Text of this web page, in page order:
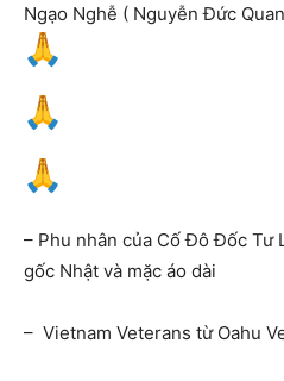
Ngạo Nghễ ( Nguyễn Đức
– Phu nhân của Cố Đô Đốc Tư
gốc Nhật và mặc áo dài
– Vietnam Veterans từ Oahu